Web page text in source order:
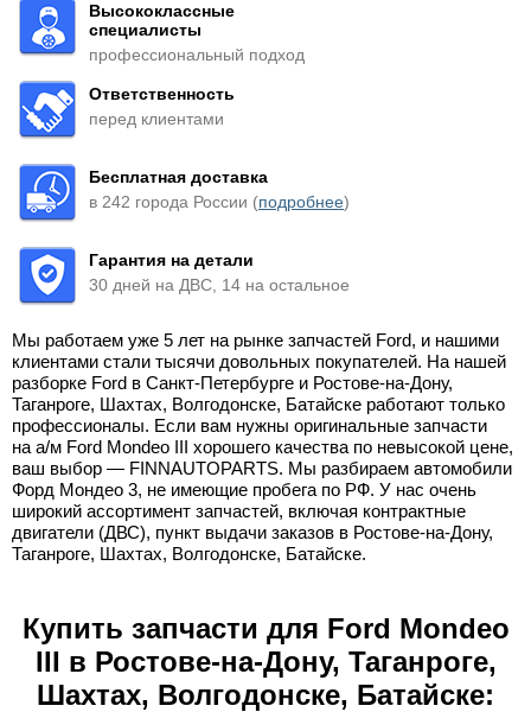
Высококлассные
специалисты
профессиональный подход
Ответственность
перед клиентами
Бесплатная доставка
в 242 города России (подробнее)
Гарантия на детали
30 дней на ДВС, 14 на остальное
Мы работаем уже 5 лет на рынке запчастей Ford, и нашими
клиентами стали тысячи довольных покупателей. На нашей
разборке Ford в Санкт-Петербурге и Ростове-на-Дону,
Таганроге, Шахтах, Волгодонске, Батайске работают только
профессионалы. Если вам нужны оригинальные запчасти
на а/м Ford Mondeo III хорошего качества по невысокой цене,
ваш выбор — FINNAUTOPARTS. Мы разбираем автомобили
Форд Мондео 3, не имеющие пробега по РФ. У нас очень
широкий ассортимент запчастей, включая контрактные
двигатели (ДВС), пункт выдачи заказов в Ростове-на-Дону,
Таганроге, Шахтах, Волгодонске, Батайске.
Купить запчасти для Ford Mondeo
III в Ростове-на-Дону, Таганроге,
Шахтах, Волгодонске, Батайске: